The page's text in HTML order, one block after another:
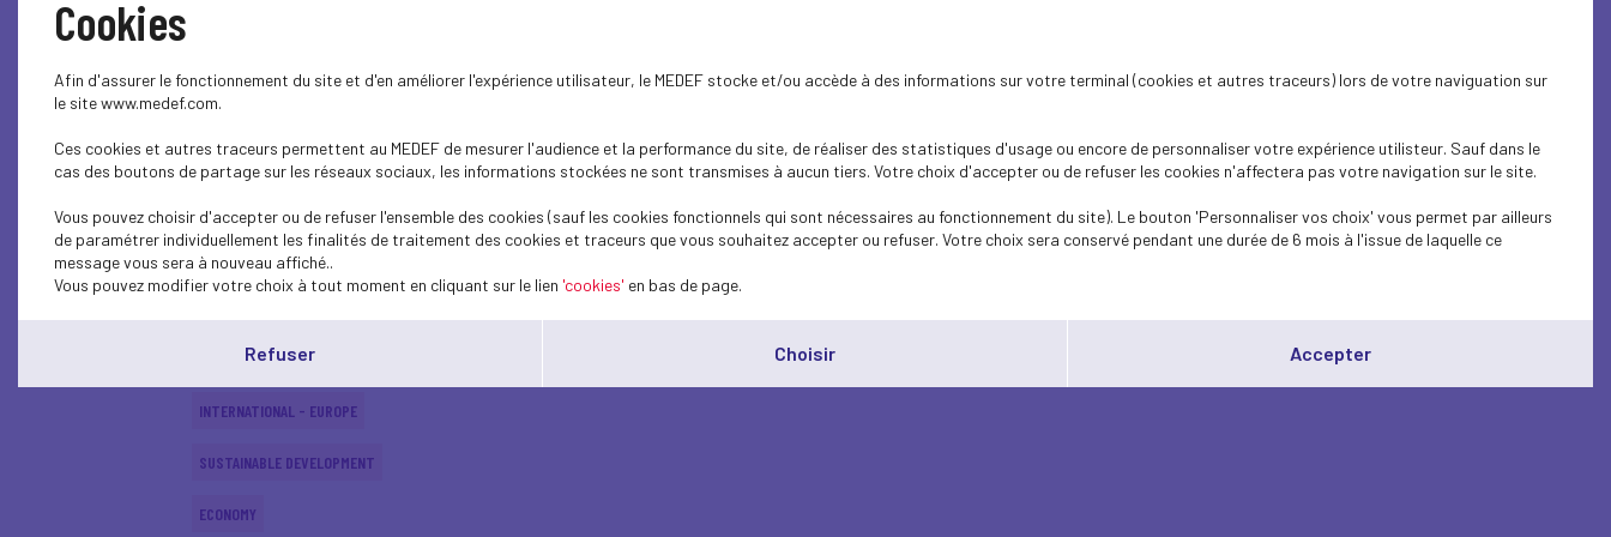
INTERNATIONAL - EUROPE
INTERNATIONAL - EUROPE
SOCIAL
INTERNATIONAL - EUROPE
INTERNATIONAL - EUROPE
SUSTAINABLE DEVELOPMENT
ECONOMY
Cookies
Afin d'assurer le fonctionnement du site et d'en améliorer l'expérience utilisateur, le MEDEF stocke et/ou accède à des informations sur votre terminal (cookies et autres traceurs) lors de votre naviguation sur
le site www.medef.com.
Ces cookies et autres traceurs permettent au MEDEF de mesurer l'audience et la performance du site, de réaliser des statistiques d'usage ou encore de personnaliser votre expérience utilisteur. Sauf dans le
cas des boutons de partage sur les réseaux sociaux, les informations stockées ne sont transmises à aucun tiers. Votre choix d'accepter ou de refuser les cookies n'affectera pas votre navigation sur le site.
Vous pouvez choisir d'accepter ou de refuser l'ensemble des cookies (sauf les cookies fonctionnels qui sont nécessaires au fonctionnement du site). Le bouton 'Personnaliser vos choix' vous permet par ailleurs
de paramétrer individuellement les finalités de traitement des cookies et traceurs que vous souhaitez accepter ou refuser. Votre choix sera conservé pendant une durée de 6 mois à l'issue de laquelle ce
message vous sera à nouveau affiché..
Vous pouvez modifier votre choix à tout moment en cliquant sur le lien 'cookies' en bas de page.
Refuser Choisir Accepter